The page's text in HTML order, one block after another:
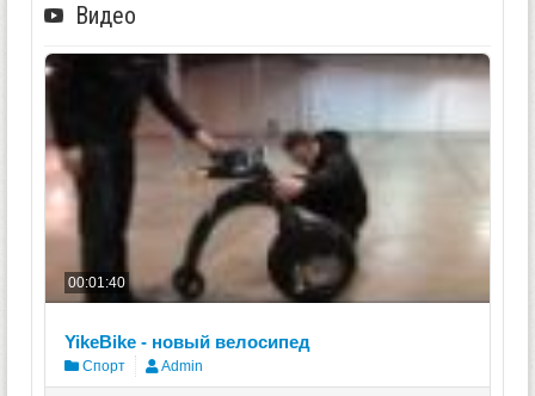
Видео
00:01:40
YikeBike - новый велосипед
Спорт Admin